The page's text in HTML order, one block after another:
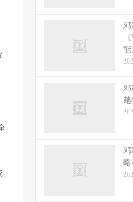
邓
能
邓
越
邓